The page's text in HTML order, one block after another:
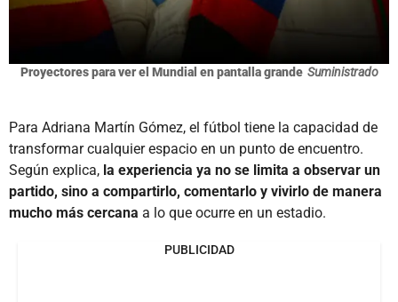
Proyectores para ver el Mundial en pantalla grande Suministrado
Para Adriana Martín Gómez, el fútbol tiene la capacidad de
transformar cualquier espacio en un punto de encuentro.
Según explica, la experiencia ya no se limita a observar un
partido, sino a compartirlo, comentarlo y vivirlo de manera
mucho más cercana a lo que ocurre en un estadio.
PUBLICIDAD